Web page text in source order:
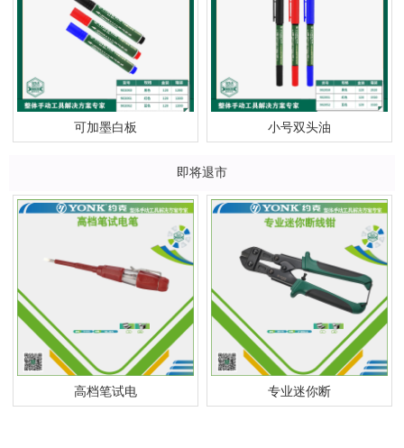
可加墨白板 小号双头油
即将退市
高档笔试电 专业迷你断